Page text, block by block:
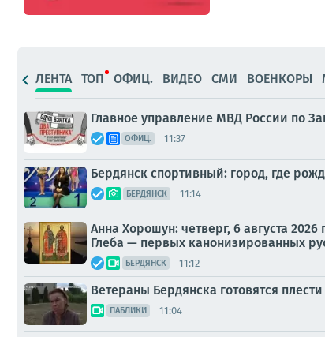
ЛЕНТА ТОП ОФИЦ. ВИДЕО СМИ ВОЕНКОРЫ
Главное управление МВД России по
ОФИЦ. 11:37
Бердянск спортивный: город, где
БЕРДЯНСК 11:14
Анна Хорошун: четверг, 6 августа
Глеба — первых канонизированных
БЕРДЯНСК 11:12
Ветераны Бердянска готовятся
ПАБЛИКИ 11:04